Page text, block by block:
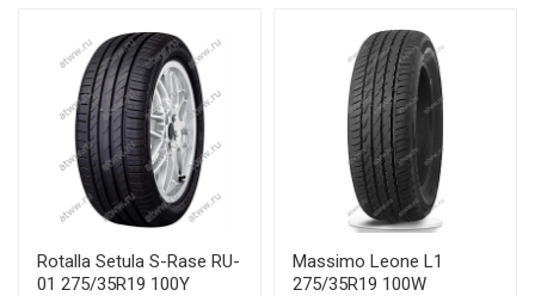
Rotalla Setula S-Rase RU-
01 275/35R19 100Y
Massimo Leone L1
275/35R19 100W